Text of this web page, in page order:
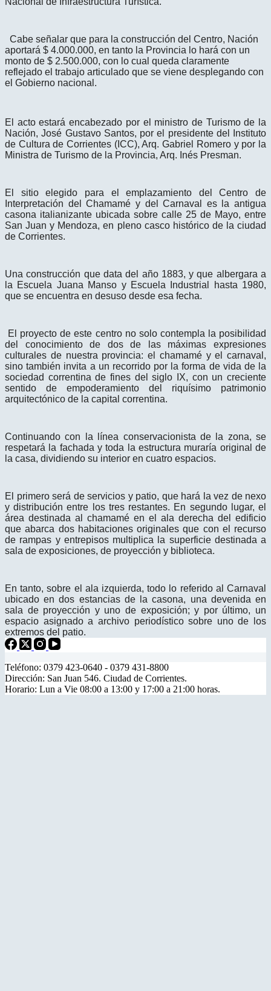
Cabe señalar que para la construcción del Centro, Nación
aportará $ 4.000.000, en tanto la Provincia lo hará con un
monto de $ 2.500.000, con lo cual queda claramente
reflejado el trabajo articulado que se viene desplegando con
el Gobierno nacional.
El acto estará encabezado por el ministro de Turismo de la
Nación, José Gustavo Santos, por el presidente del Instituto
de Cultura de Corrientes (ICC), Arq. Gabriel Romero y por la
Ministra de Turismo de la Provincia, Arq. Inés Presman.
El sitio elegido para el emplazamiento del Centro de
Interpretación del Chamamé y del Carnaval es la antigua
casona italianizante ubicada sobre calle 25 de Mayo, entre
San Juan y Mendoza, en pleno casco histórico de la ciudad
de Corrientes.
Una construcción que data del año 1883, y que albergara a
la Escuela Juana Manso y Escuela Industrial hasta 1980,
que se encuentra en desuso desde esa fecha.
El proyecto de este centro no solo contempla la posibilidad
del conocimiento de dos de las máximas expresiones
culturales de nuestra provincia: el chamamé y el carnaval,
sino también invita a un recorrido por la forma de vida de la
sociedad correntina de fines del siglo IX, con un creciente
sentido de empoderamiento del riquísimo patrimonio
arquitectónico de la capital correntina.
Continuando con la línea conservacionista de la zona, se
respetará la fachada y toda la estructura muraría original de
la casa, dividiendo su interior en cuatro espacios.
El primero será de servicios y patio, que hará la vez de nexo
y distribución entre los tres restantes. En segundo lugar, el
área destinada al chamamé en el ala derecha del edificio
que abarca dos habitaciones originales que con el recurso
de rampas y entrepisos multiplica la superficie destinada a
sala de exposiciones, de proyección y biblioteca.
En tanto, sobre el ala izquierda, todo lo referido al Carnaval
ubicado en dos estancias de la casona, una devenida en
sala de proyección y uno de exposición; y por último, un
espacio asignado a archivo periodístico sobre uno de los
extremos del patio.
Teléfono: 0379 423-0640 - 0379 431-8800
Dirección: San Juan 546. Ciudad de Corrientes.
Horario: Lun a Vie 08:00 a 13:00 y 17:00 a 21:00 horas.